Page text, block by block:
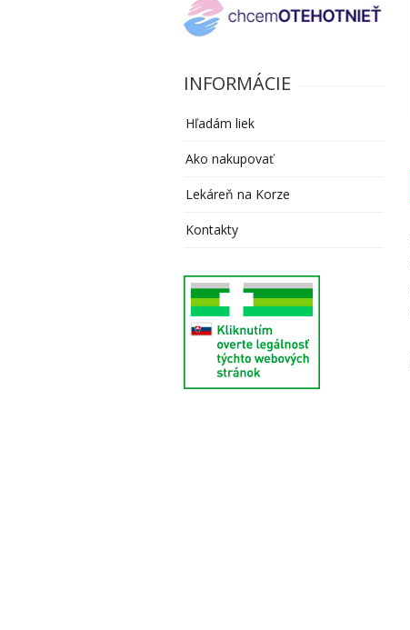
INFORMÁCIE
Hľadám liek
Ako nakupovať
Lekáreň na Korze
Kontakty